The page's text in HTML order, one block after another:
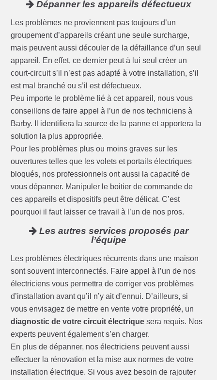
Dépanner les appareils défectueux
Les problèmes ne proviennent pas toujours d’un
groupement d’appareils créant une seule surcharge,
mais peuvent aussi découler de la défaillance d’un seul
appareil. En effet, ce dernier peut à lui seul créer un
court-circuit s’il n’est pas adapté à votre installation, s’il
est mal branché ou s’il est défectueux.
Peu importe le problème lié à cet appareil, nous vous
conseillons de faire appel à l’un de nos techniciens à
Barby. Il identifiera la source de la panne et apportera la
solution la plus appropriée.
Pour les problèmes plus ou moins graves sur les
ouvertures telles que les volets et portails électriques
bloqués, nos professionnels ont aussi la capacité de
vous dépanner. Manipuler le boitier de commande de
ces appareils et dispositifs peut être délicat. C’est
pourquoi il faut laisser ce travail à l’un de nos pros.
Les autres services proposés par
l’équipe
Les problèmes électriques récurrents dans une maison
sont souvent interconnectés. Faire appel à l’un de nos
électriciens vous permettra de corriger vos problèmes
d’installation avant qu’il n’y ait d’ennui. D’ailleurs, si
vous envisagez de mettre en vente votre propriété, un
diagnostic de votre circuit électrique sera requis. Nos
experts peuvent également s’en charger.
En plus de dépanner, nos électriciens peuvent aussi
effectuer la rénovation et la mise aux normes de votre
installation électrique. Si vous avez besoin de rajouter